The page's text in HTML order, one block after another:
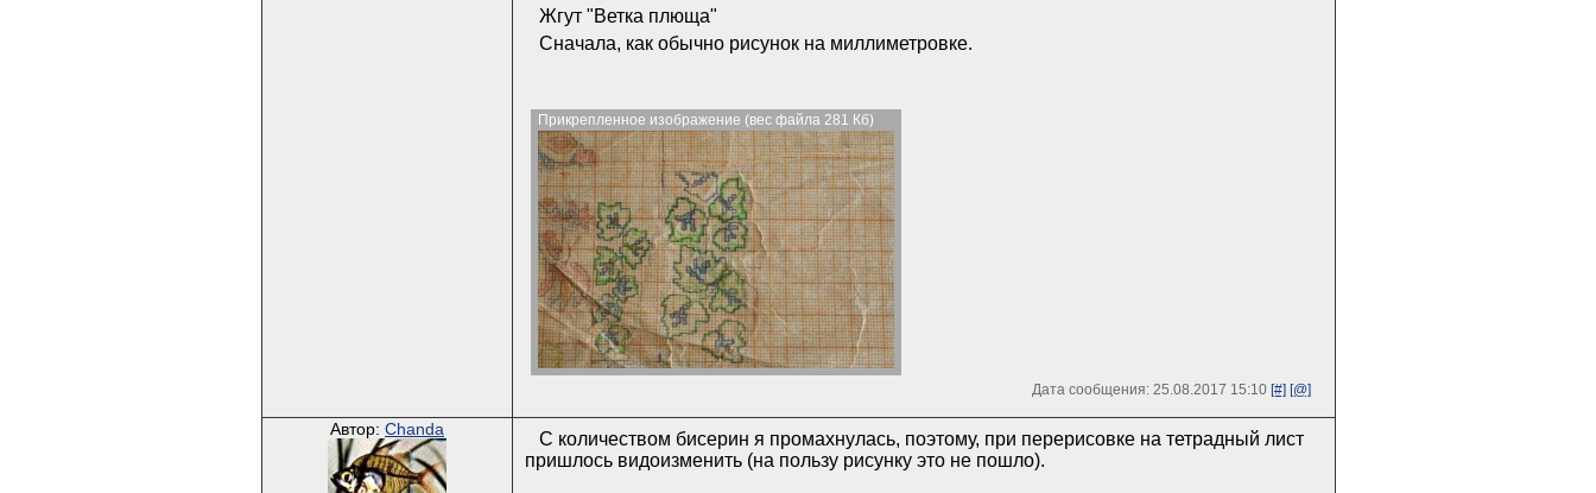
Жгут "Ветка плюща"
Сначала, как обычно рисунок на миллиметровке.
Прикрепленное изображение (вес файла 281 Кб)
Дата сообщения: 25.08.2017 15:10 [#] [@]
Автор: Chanda
С количеством бисерин я промахнулась, поэтому, при перерисовке на тетрадный лист
пришлось видоизменить (на пользу рисунку это не пошло).